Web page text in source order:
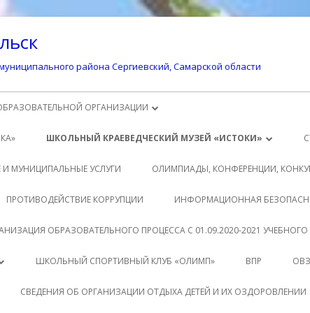
района Сергиевский, Самарской области
ОРГАНИЗАЦИИ
УПРАВЛЕНИЯ
ШКОЛЬНЫЙ КРАЕВЕДЧЕСКИЙ МУЗЕЙ «ИСТОКИ»
ИСТОРИЯ ПОСЕЛКА СВЕТЛОДОЛЬСК
ИСТОРИЯ ШКОЛЫ
УРОКАМ
ПРАВОВЫЕ
КОПИЛКА
ДОКУМЕНТЫ
И МУНИЦИПАЛЬНЫЕ УСЛУГИ ОЛИМПИАДЫ, КОНФЕРЕНЦИИ,
ПРОТИВОДЕЙСТВИЕ КОРРУПЦИИ ИНФОРМАЦИОННАЯ
ОБРАЗОВАТЕЛЬНОГО ПРОЦЕССА С 01.09.2020-2021
ШКОЛЬНЫЙ СПОРТИВНЫЙ КЛУБ «ОЛИМП» ВПР
СВЕДЕНИЯ ОБ ОРГАНИЗАЦИИ ОТДЫХА ДЕТЕЙ И ИХ ОЗДОРОВЛЕНИИ